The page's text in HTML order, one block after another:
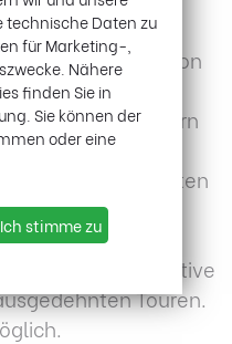
Herbst in der Region
seiner
aus Bergen, Tälern
Momente.
vorbei an sanften
den schönsten
Ihre schönsten
Radtour über aktive
Touren.
technische Daten zu
für Marketing-,
Nähere
finden Sie in
Sie können der
oder eine
Ich stimme zu